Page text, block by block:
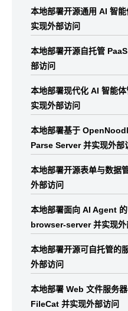
本地部署开源通用 AI 智
实现外部访问
本地部署开源自托管
部访问
本地部署现代化 AI 智能
实现外部访问
本地部署基于
Parse Server 并实现外部
本地部署开源表单与数据
外部访问
本地部署面向 AI Agent
browser-server 并实现外
本地部署开源可自托管的
外部访问
本地部署 Web 文件服务
FileCat 并实现外部访问